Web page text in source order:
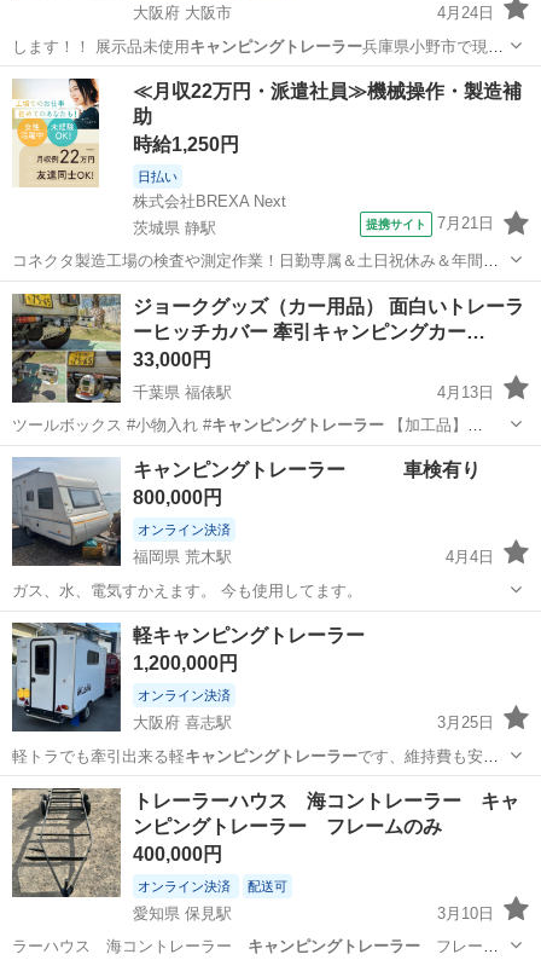
大阪府 大阪市
4月24日
します！！ 展示品未使用キャンピングトレーラー兵庫県小野市で現車
見学OK！ …
大阪 大阪市 外装、車外用品 トレーラー
≪月収22万円・派遣社員≫機械操作・製造補
助
時給1,250円
日払い
株式会社BREXA Next
茨城県 静駅
提携サイト 7月21日
コネクタ製造工場の検査や測定作業！日勤専属＆土日祝休み＆年間休
日128日★クリーンルーム内作業★マイカー通勤OK＆無料駐車場あり
★就業先食堂利用可！日払い制度あり！《茨城県常陸大宮市》 人気の
工場のお仕事 ◇コネクタ製造工...
茨城 常陸大宮市 静駅 その他
ジョークグッズ（カー用品） 面白いトレーラ
ーヒッチカバー 牽引キャンピングカー…
33,000円
千葉県 福俵駅
4月13日
ツールボックス #小物入れ #キャンピングトレーラー【加工品】
35200円の…
千葉 大網白里市 福俵駅 ヒッチ
キャンピングトレーラー 車検有り
800,000円
オンライン決済
福岡県 荒木駅
4月4日
ガス、水、電気すかえます。 今も使用してます。
福岡 久留米市 その他
軽キャンピングトレーラー
1,200,000円
オンライン決済
大阪府 喜志駅
3月25日
軽トラでも牽引出来る軽キャンピングトレーラーです、維持費も安
く コンパクト…
大阪 堺市 その他 キャンピングトレーラー
トレーラーハウス 海コントレーラー キャ
ンピングトレーラー フレームのみ
400,000円
オンライン決済 配送可
愛知県 保見駅
3月10日
ラーハウス 海コントレーラー キャンピングトレーラーフレーム